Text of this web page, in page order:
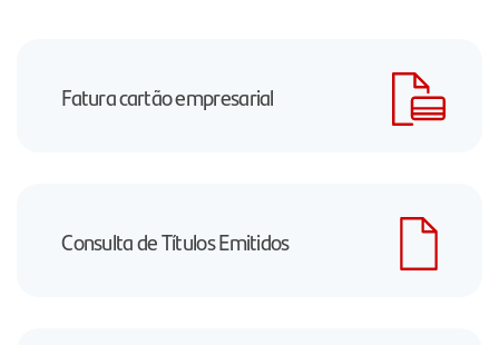
Fatura cartão empresarial
Consulta de Títulos Emitidos